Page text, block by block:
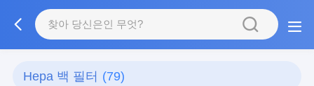
Hepa 백 필터 (79)